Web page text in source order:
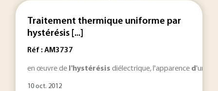
Traitement thermique uniforme par
hystérésis [...]
Réf : AM3737
en œuvre de l'hystérésis diélectrique, l'apparence d'un
10 oct. 2012